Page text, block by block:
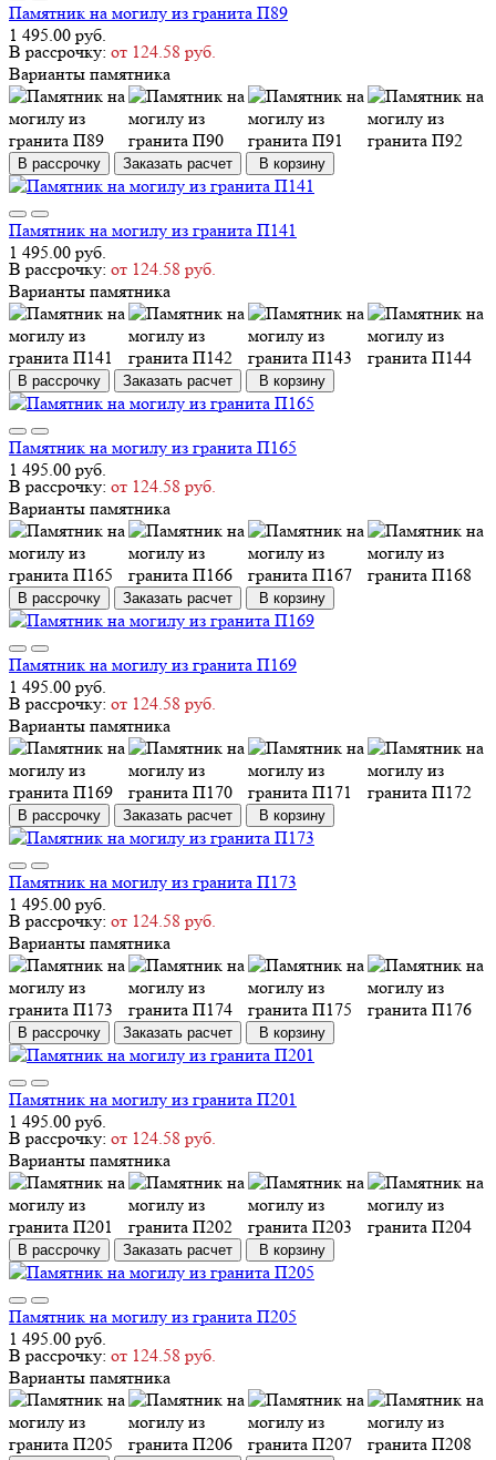
Памятник на могилу из гранита П89
1 495.00 руб.
В рассрочку: от 124.58 руб.
Варианты памятника
В рассрочку Заказать расчет В корзину
Памятник на могилу из гранита П141
1 495.00 руб.
В рассрочку: от 124.58 руб.
Варианты памятника
В рассрочку Заказать расчет В корзину
Памятник на могилу из гранита П165
1 495.00 руб.
В рассрочку: от 124.58 руб.
Варианты памятника
В рассрочку Заказать расчет В корзину
Памятник на могилу из гранита П169
1 495.00 руб.
В рассрочку: от 124.58 руб.
Варианты памятника
В рассрочку Заказать расчет В корзину
Памятник на могилу из гранита П173
1 495.00 руб.
В рассрочку: от 124.58 руб.
Варианты памятника
В рассрочку Заказать расчет В корзину
Памятник на могилу из гранита П201
1 495.00 руб.
В рассрочку: от 124.58 руб.
Варианты памятника
В рассрочку Заказать расчет В корзину
Памятник на могилу из гранита П205
1 495.00 руб.
В рассрочку: от 124.58 руб.
Варианты памятника